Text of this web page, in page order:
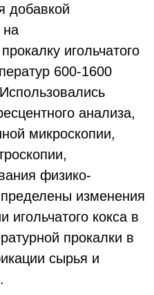
добавкой
на
игольчатого
600-1600
анализа,
микроскопии,
физико-
изменения
игольчатого кокса в
прокалки в
сырья и